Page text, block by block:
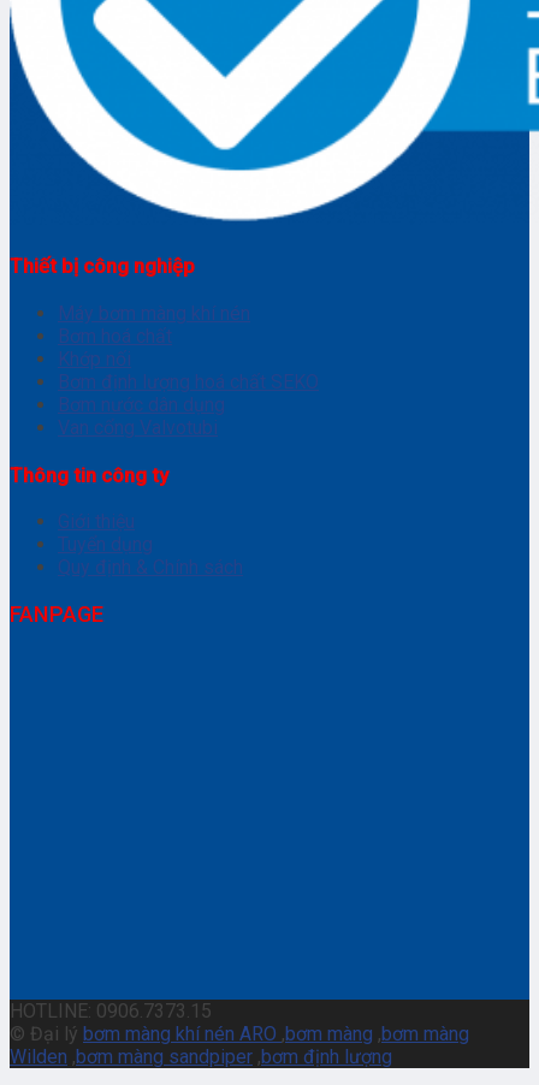
Thiết bị công nghiệp
Máy bơm màng khí nén
Bơm hoá chất
Khớp nối
Bơm định lượng hoá chất SEKO
Bơm nước dân dụng
Van cổng Valvotubi
Thông tin công ty
Giới thiệu
Tuyển dụng
Quy định & Chính sách
FANPAGE
HOTLINE: 0906.7373.15
© Đại lý bơm màng khí nén ARO ,bơm màng ,bơm màng
Wilden ,bơm màng sandpiper ,bơm định lượng